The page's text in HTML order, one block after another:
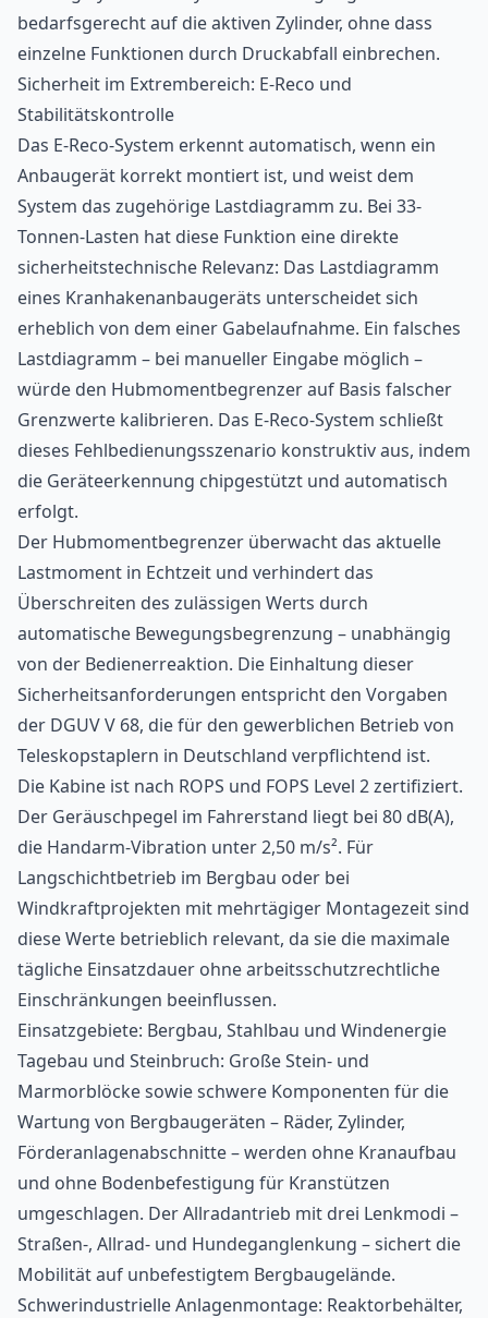
bedarfsgerecht auf die aktiven Zylinder, ohne dass
einzelne Funktionen durch Druckabfall einbrechen.
Sicherheit im Extrembereich: E-Reco und
Stabilitätskontrolle
Das E-Reco-System erkennt automatisch, wenn ein
Anbaugerät korrekt montiert ist, und weist dem
System das zugehörige Lastdiagramm zu. Bei 33-
Tonnen-Lasten hat diese Funktion eine direkte
sicherheitstechnische Relevanz: Das Lastdiagramm
eines Kranhakenanbaugeräts unterscheidet sich
erheblich von dem einer Gabelaufnahme. Ein falsches
Lastdiagramm – bei manueller Eingabe möglich –
würde den Hubmomentbegrenzer auf Basis falscher
Grenzwerte kalibrieren. Das E-Reco-System schließt
dieses Fehlbedienungsszenario konstruktiv aus, indem
die Geräteerkennung chipgestützt und automatisch
erfolgt.
Der Hubmomentbegrenzer überwacht das aktuelle
Lastmoment in Echtzeit und verhindert das
Überschreiten des zulässigen Werts durch
automatische Bewegungsbegrenzung – unabhängig
von der Bedienerreaktion. Die Einhaltung dieser
Sicherheitsanforderungen entspricht den Vorgaben
der DGUV V 68, die für den gewerblichen Betrieb von
Teleskopstaplern in Deutschland verpflichtend ist.
Die Kabine ist nach ROPS und FOPS Level 2 zertifiziert.
Der Geräuschpegel im Fahrerstand liegt bei 80 dB(A),
die Handarm-Vibration unter 2,50 m/s². Für
Langschichtbetrieb im Bergbau oder bei
Windkraftprojekten mit mehrtägiger Montagezeit sind
diese Werte betrieblich relevant, da sie die maximale
tägliche Einsatzdauer ohne arbeitsschutzrechtliche
Einschränkungen beeinflussen.
Einsatzgebiete: Bergbau, Stahlbau und Windenergie
Tagebau und Steinbruch: Große Stein- und
Marmorblöcke sowie schwere Komponenten für die
Wartung von Bergbaugeräten – Räder, Zylinder,
Förderanlagenabschnitte – werden ohne Kranaufbau
und ohne Bodenbefestigung für Kranstützen
umgeschlagen. Der Allradantrieb mit drei Lenkmodi –
Straßen-, Allrad- und Hundeganglenkung – sichert die
Mobilität auf unbefestigtem Bergbaugelände.
Schwerindustrielle Anlagenmontage: Reaktorbehälter,